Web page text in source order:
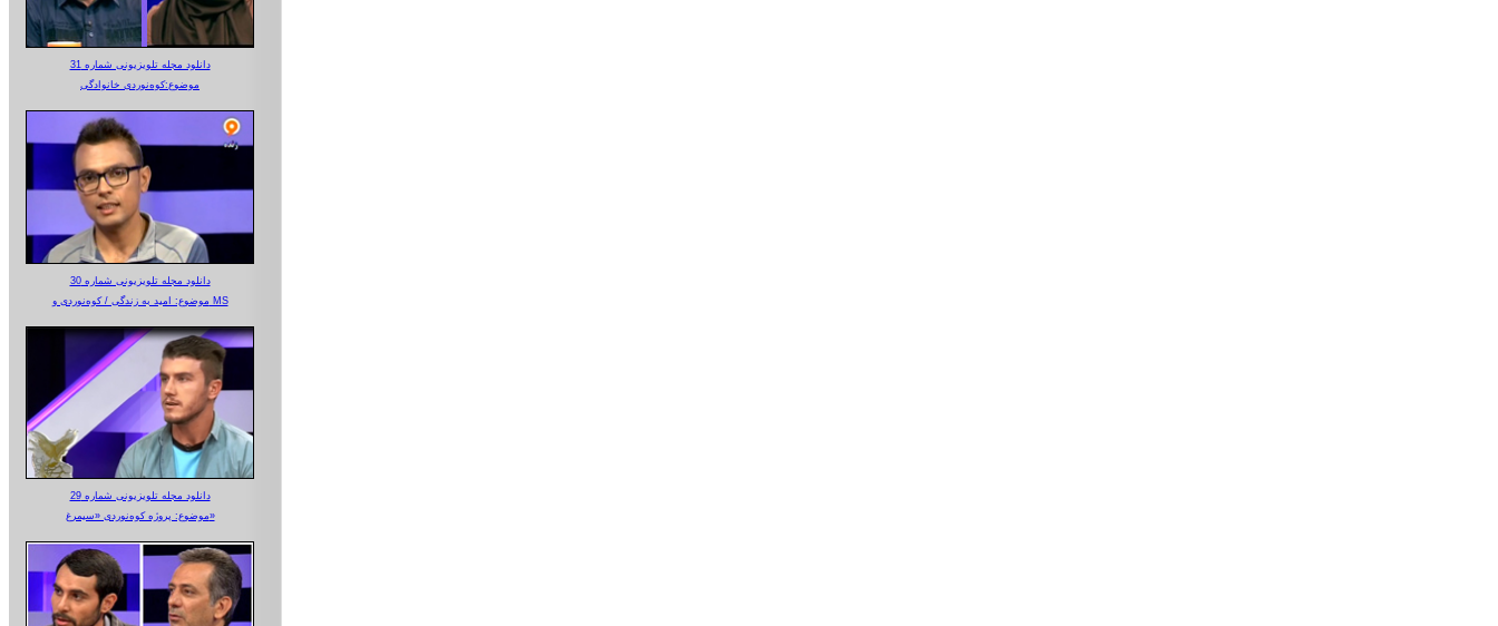
دانلود مجله تلویزیونی شماره 31
موضوع:کوه‌نوردی خانوادگی
دانلود مجله تلویزیونی شماره 30
موضوع: امید به زندگی / کوه‌نوردی و MS
دانلود مجله تلویزیونی شماره 29
موضوع: پروژه کوه‌نوردی «سیمرغ»